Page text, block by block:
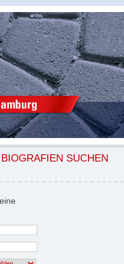
SUCHEN